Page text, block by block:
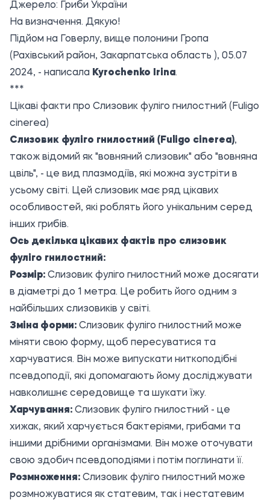
Джерело:
Гриби України
На визначення. Дякую!
Підйом на Говерлу, вище полонини Гропа
(Рахівський район, Закарпатська область ), 05.07
2024, - написала Kyrochenko Irina.
***
Цікаві факти про Слизовик фуліго гнилостний (Fuligo
cinerea)
Слизовик фуліго гнилостний (Fuligo cinerea),
також відомий як "вовняний слизовик" або "вовняна
цвіль", - це вид плазмодіїв, які можна зустріти в
усьому світі. Цей слизовик має ряд цікавих
особливостей, які роблять його унікальним серед
інших грибів.
Ось декілька цікавих фактів про слизовик
фуліго гнилостний:
Розмір: Слизовик фуліго гнилостний може досягати
в діаметрі до 1 метра. Це робить його одним з
найбільших слизовиків у світі.
Зміна форми: Слизовик фуліго гнилостний може
міняти свою форму, щоб пересуватися та
харчуватися. Він може випускати ниткоподібні
псевдоподії, які допомагають йому досліджувати
навколишнє середовище та шукати їжу.
Харчування: Слизовик фуліго гнилостний - це
хижак, який харчується бактеріями, грибами та
іншими дрібними організмами. Він може оточувати
свою здобич псевдоподіями і потім поглинати її.
Розмноження: Слизовик фуліго гнилостний може
розмножуватися як статевим, так і нестатевим